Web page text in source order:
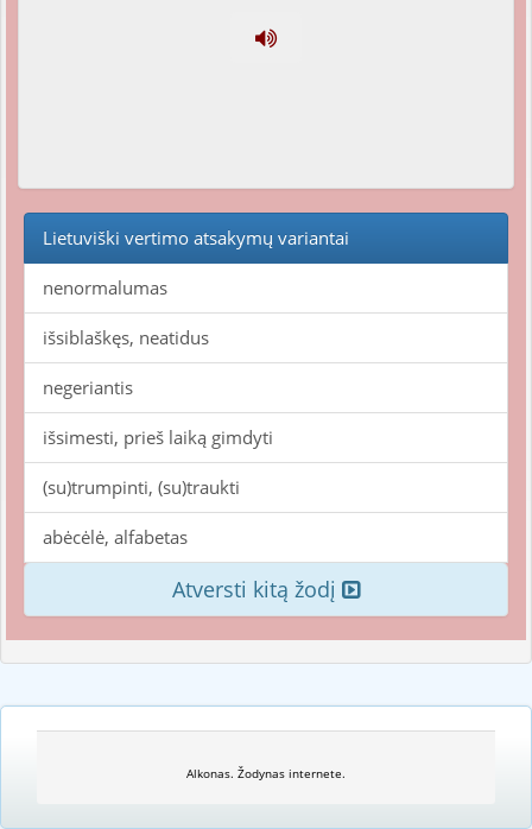
Lietuviški vertimo atsakymų variantai
nenormalumas
išsiblaškęs, neatidus
negeriantis
išsimesti, prieš laiką gimdyti
(su)trumpinti, (su)traukti
abėcėlė, alfabetas
Atversti kitą žodį
Alkonas. Žodynas internete.